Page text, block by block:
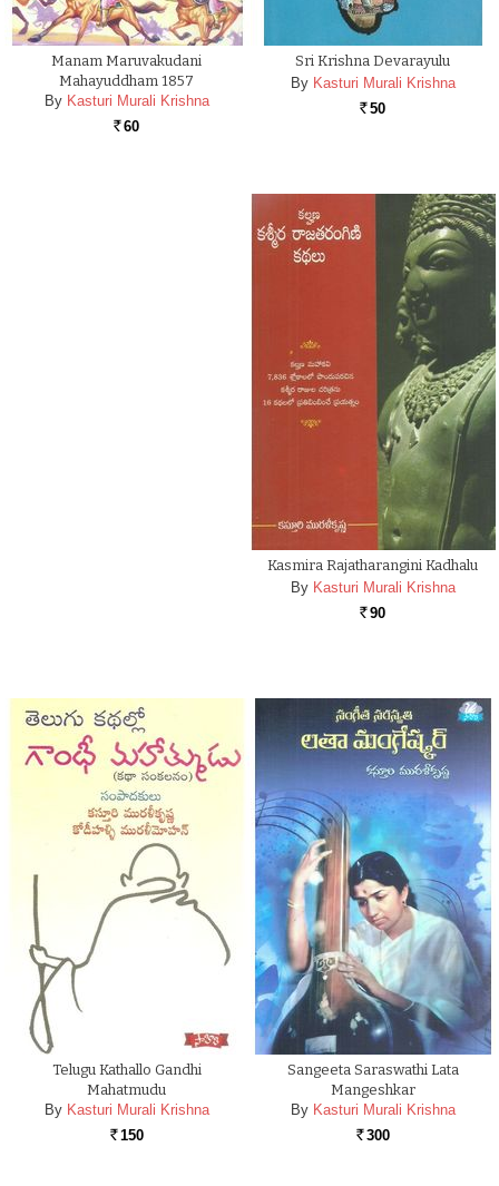
Manam Maruvakudani
Mahayuddham 1857
By Kasturi Murali Krishna
Rs. 60
Sri Krishna Devarayulu
By Kasturi Murali Krishna
Rs. 50
Kasmira Rajatharangini Kadhalu
By Kasturi Murali Krishna
Rs. 90
Telugu Kathallo Gandhi
Mahatmudu
By Kasturi Murali Krishna
Rs. 150
Sangeeta Saraswathi Lata
Mangeshkar
By Kasturi Murali Krishna
Rs. 300